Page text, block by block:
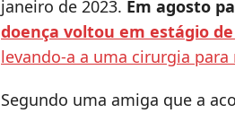
janeiro de 2023. Em agosto
doença voltou em estágio
levando-a a uma cirurgia
Segundo uma amiga que a